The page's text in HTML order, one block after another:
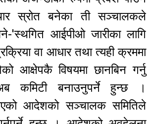
स्रोत बनेका ती सञ्चालकले
'स्थगित आईपीओ जारीका लागि
वा आधार तथा त्यही क्रममा
आक्षेपकै विषयमा छानबिन गर्नु
कमिटी बनाउनुपर्ने हुन्छ ।
आदेशको सञ्चालक समितिले